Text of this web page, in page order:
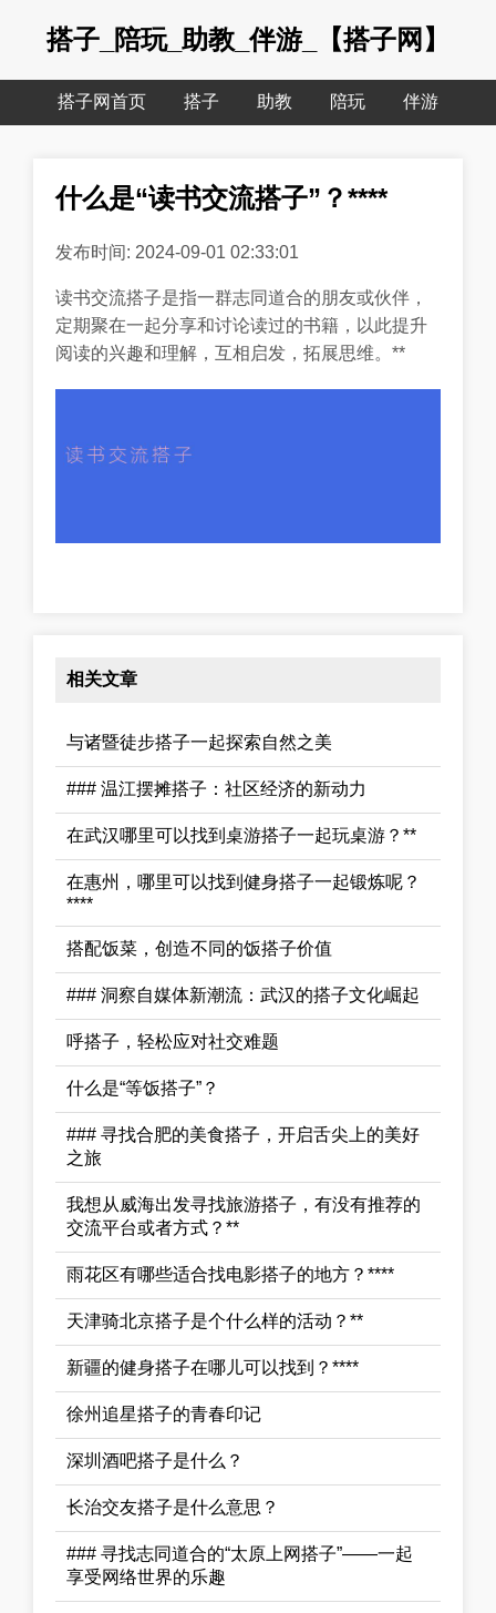
搭子_陪玩_助教_伴游_【搭子网】
搭子网首页 搭子 助教 陪玩 伴游
什么是“读书交流搭子”？****
发布时间: 2024-09-01 02:33:01
读书交流搭子是指一群志同道合的朋友或伙伴，
定期聚在一起分享和讨论读过的书籍，以此提升
阅读的兴趣和理解，互相启发，拓展思维。**
相关文章
与诸暨徒步搭子一起探索自然之美
### 温江摆摊搭子：社区经济的新动力
在武汉哪里可以找到桌游搭子一起玩桌游？**
在惠州，哪里可以找到健身搭子一起锻炼呢？
****
搭配饭菜，创造不同的饭搭子价值
### 洞察自媒体新潮流：武汉的搭子文化崛起
呼搭子，轻松应对社交难题
什么是“等饭搭子”？
### 寻找合肥的美食搭子，开启舌尖上的美好
之旅
我想从威海出发寻找旅游搭子，有没有推荐的
交流平台或者方式？**
雨花区有哪些适合找电影搭子的地方？****
天津骑北京搭子是个什么样的活动？**
新疆的健身搭子在哪儿可以找到？****
徐州追星搭子的青春印记
深圳酒吧搭子是什么？
长治交友搭子是什么意思？
### 寻找志同道合的“太原上网搭子”——一起
享受网络世界的乐趣